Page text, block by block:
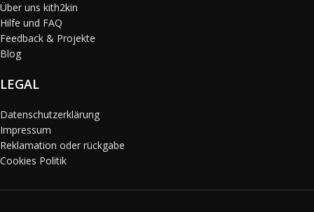
Über uns kith2kin
Hilfe und FAQ
Feedback & Projekte
Blog
LEGAL
Datenschutzerklärung
Impressum
Reklamation oder rückgabe
Cookies Politik